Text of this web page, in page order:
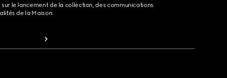
le lancement de la collection, des communications
de la Maison.